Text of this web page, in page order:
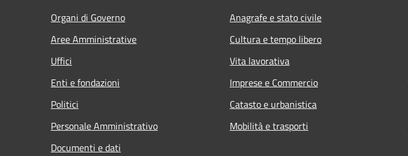
Organi di Governo
Aree Amministrative
Uffici
Enti e fondazioni
Politici
Personale Amministrativo
Documenti e dati
Anagrafe e stato civile
Cultura e tempo libero
Vita lavorativa
Imprese e Commercio
Catasto e urbanistica
Mobilità e trasporti